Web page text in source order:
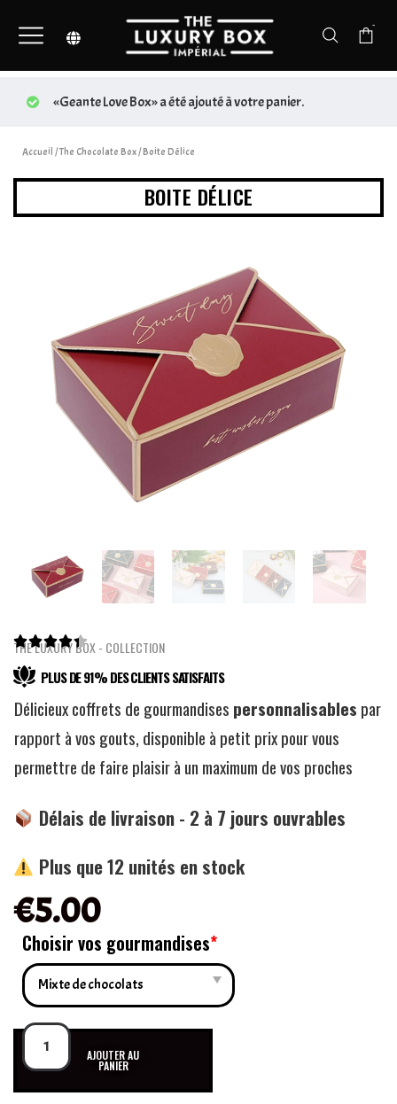
-
«Geante Love Box» a été ajouté à votre panier.
Accueil /The Chocolate Box/ Boite Délice
BOITE DÉLICE

THE LUXURY BOX - COLLECTION
PLUS DE 91% DES CLIENTS SATISFAITS
Délicieux coffrets de gourmandises personnalisables par
rapport à vos gouts, disponible à petit prix pour vous
permettre de faire plaisir à un maximum de vos proches
Délais de livraison - 2 à 7 jours ouvrables
Plus que 12 unités en stock
€5.00
Choisir vos gourmandises*
AJOUTER AU
PANIER